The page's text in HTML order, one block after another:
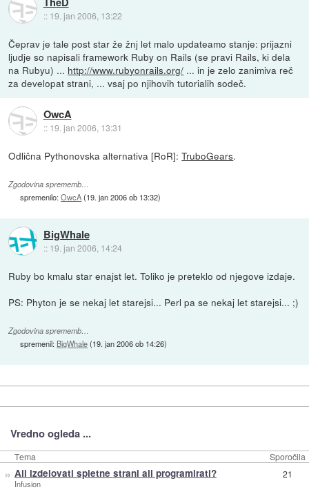
:: 19. jan 2006, 13:22
Čeprav je tale post star že žnj let malo updateamo stanje: prijazni
ljudje so napisali framework Ruby on Rails (se pravi Rails, ki dela
na Rubyu) ... http://www.rubyonrails.org/ ... in je zelo zanimiva reč
za developat strani, ... vsaj po njihovih tutorialih sodeč.
OwcA
:: 19. jan 2006, 13:31
Odlična Pythonovska alternativa [RoR]:TruboGears.
Zgodovina sprememb…
spremenilo:OwcA(19. jan 2006 ob 13:32)
BigWhale
:: 19. jan 2006, 14:24
Ruby bo kmalu star enajst let. Toliko je preteklo od njegove izdaje.
PS: Phyton je se nekaj let starejsi... Perl pa se nekaj let starejsi... ;)
Zgodovina sprememb…
spremenil: BigWhale(19. jan 2006 ob 14:26)
Vredno ogleda ...
Tema Sporočila
» Ali izdelovati spletne strani ali programirati?
Infusion
21